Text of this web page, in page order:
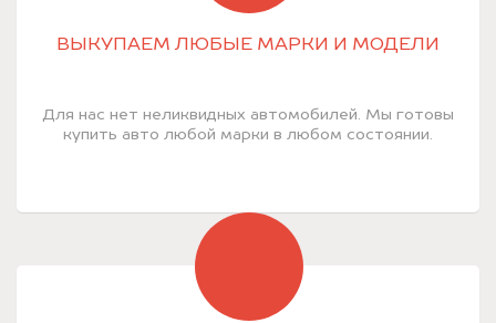
ВЫКУПАЕМ ЛЮБЫЕ МАРКИ И МОДЕЛИ
Для нас нет неликвидных автомобилей. Мы готовы
купить авто любой марки в любом состоянии.